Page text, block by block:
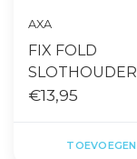
AXA
FIX FOLD
SLOTHOUDER
ZWART
€13,95
TOEVOEGEN